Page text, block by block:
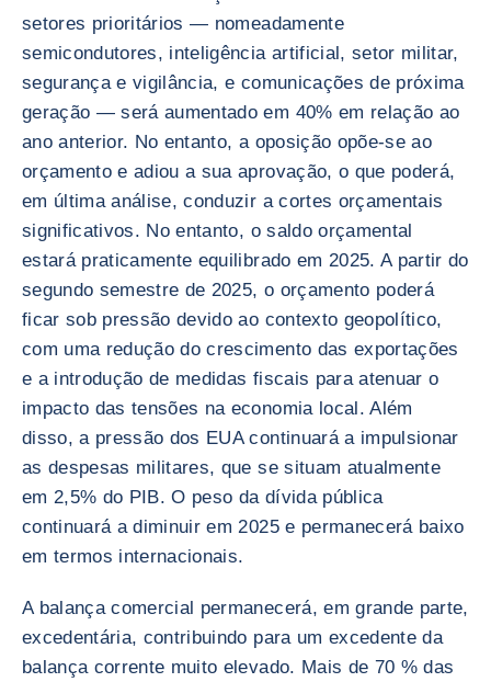
setores prioritários — nomeadamente
semicondutores, inteligência artificial, setor militar,
segurança e vigilância, e comunicações de próxima
geração — será aumentado em 40% em relação ao
ano anterior. No entanto, a oposição opõe-se ao
orçamento e adiou a sua aprovação, o que poderá,
em última análise, conduzir a cortes orçamentais
significativos. No entanto, o saldo orçamental
estará praticamente equilibrado em 2025. A partir do
segundo semestre de 2025, o orçamento poderá
ficar sob pressão devido ao contexto geopolítico,
com uma redução do crescimento das exportações
e a introdução de medidas fiscais para atenuar o
impacto das tensões na economia local. Além
disso, a pressão dos EUA continuará a impulsionar
as despesas militares, que se situam atualmente
em 2,5% do PIB. O peso da dívida pública
continuará a diminuir em 2025 e permanecerá baixo
em termos internacionais.
A balança comercial permanecerá, em grande parte,
excedentária, contribuindo para um excedente da
balança corrente muito elevado. Mais de 70 % das